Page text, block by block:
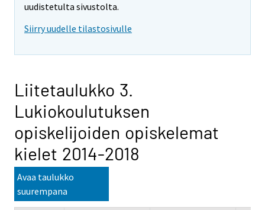
uudistetulta sivustolta.
Siirry uudelle tilastosivulle
Liitetaulukko 3.
Lukiokoulutuksen
opiskelijoiden opiskelemat
kielet 2014-2018
Avaa taulukko
suurempana